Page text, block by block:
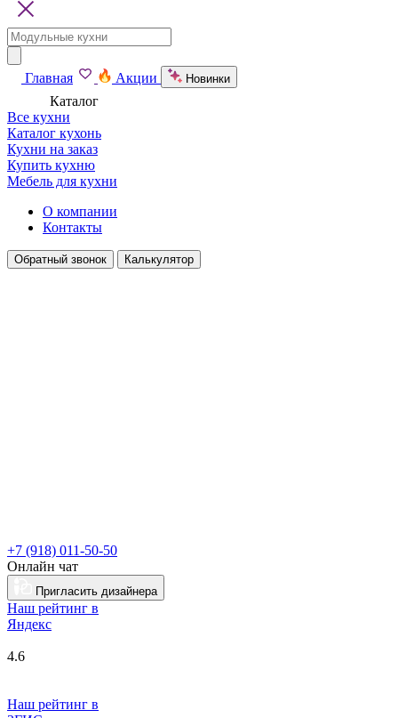
Главная Акции Новинки
Каталог
Все кухни
Каталог кухонь
Кухни на заказ
Купить кухню
Мебель для кухни
О компании
Контакты
Обратный звонок Калькулятор
+7 (918) 011-50-50
Онлайн чат
Пригласить дизайнера
Наш рейтинг в
Яндекс
4.6
Наш рейтинг в